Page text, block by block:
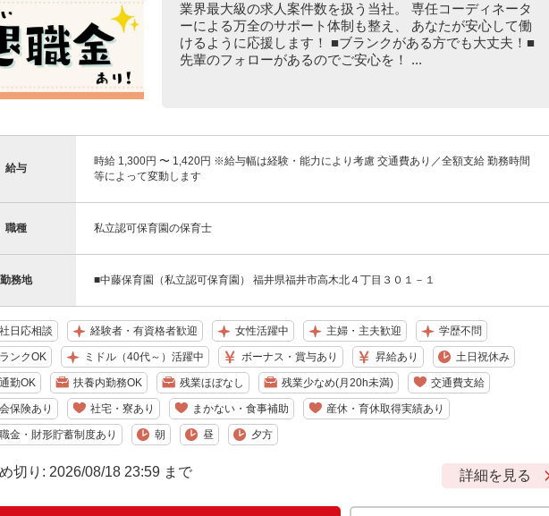
業界最大級の求人案件数を扱う当社。 専任コーディネータ
ーによる万全のサポート体制も整え、 あなたが安心して働
けるように応援します！ ■ブランクがある方でも大丈夫！■
先輩のフォローがあるのでご安心を！ ...
給与
時給 1,300円 〜 1,420円 ※給与幅は経験・能力により考慮 交通費あり／全額支給 勤務時間
等によって変動します
職種 私立認可保育園の保育士
勤務地 ■中藤保育園（私立認可保育園） 福井県福井市高木北４丁目３０１－１
日応相談 経験者・有資格者歓迎 女性活躍中 主婦・主夫歓迎 学歴不問
ンクOK ミドル（40代～）活躍中 ボーナス・賞与あり 昇給あり 土日祝休み
勤OK 扶養内勤務OK 残業ほぼなし 残業少なめ(月20h未満) 交通費支給
保険あり 社宅・寮あり まかない・食事補助 産休・育休取得実績あり
金・財形貯蓄制度あり 朝 昼 夕方
切り: 2026/08/18 23:59 まで 詳細を見る